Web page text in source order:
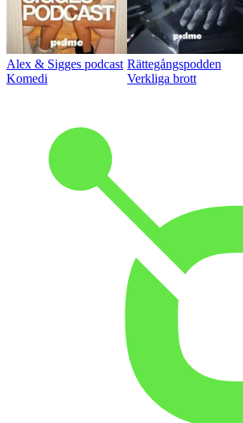
Alex & Sigges podcast
Komedi
Rättegångspodden
Verkliga brott